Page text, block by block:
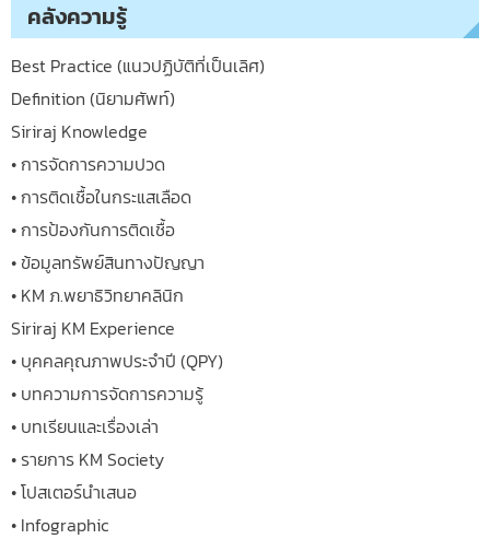
คลังความรู้
Best Practice (แนวปฏิบัติที่เป็นเลิศ)
Definition (นิยามศัพท์)
Siriraj Knowledge
• การจัดการความปวด
• การติดเชื้อในกระแสเลือด
• การป้องกันการติดเชื้อ
• ข้อมูลทรัพย์สินทางปัญญา
• KM ภ.พยาธิวิทยาคลินิก
Siriraj KM Experience
• บุคคลคุณภาพประจำปี (QPY)
• บทความการจัดการความรู้
• บทเรียนและเรื่องเล่า
• รายการ KM Society
• โปสเตอร์นำเสนอ
• Infographic